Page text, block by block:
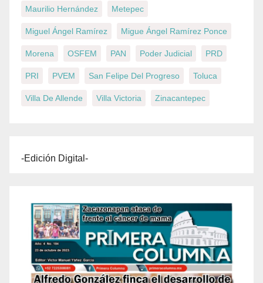
Maurilio Hernández Metepec
Miguel Ángel Ramírez Migue Ángel Ramírez Ponce
Morena OSFEM PAN Poder Judicial PRD
PRI PVEM San Felipe Del Progreso Toluca
Villa De Allende Villa Victoria Zinacantepec
-Edición Digital-